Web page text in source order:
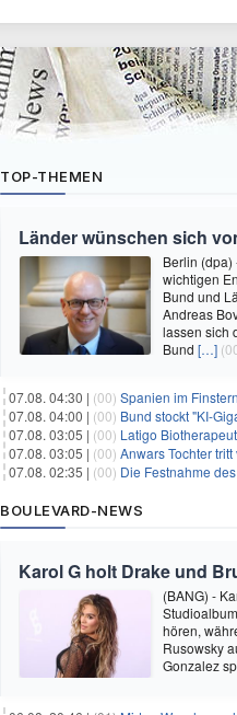
TOP-THEMEN
Länder wünschen sich
Berlin
wichtigen
Bund und
Andreas
lassen sich
Bund […]
07.08. 04:30 | (00) Spanien im
07.08. 04:00 | (00) Bund stockt "KI-
07.08. 03:05 | (00) Latigo Biotherapeutics
07.08. 03:05 | (00) Anwars Tochter
07.08. 02:35 | (00) Die Festnahme des
BOULEVARD-NEWS
Karol G holt Drake und
(BANG) -
hören,
Rusowsky
Gonzalez